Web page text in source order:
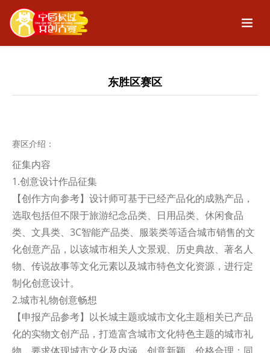
东胜区赛区
赛区介绍：
征集内容
1.创意设计作品征集
【创作方向参考】设计师可基于已经产品化的成熟产品，
选取包括但不限于旅游纪念品类、日用品类、休闲食品
类、文具类、3C智能产品类、服装类等适合城市销售的文
化创意产品，以该城市相关人文景观、历史典故、著名人
物、传说故事等文化元素以及城市特色文化资源，进行定
制化创意设计。
2.城市礼物创意畅想
【申报产品参考】以长城主题或城市文化主题相关已产品
化的实物文创产品，打造富含城市文化特色主题的城市礼